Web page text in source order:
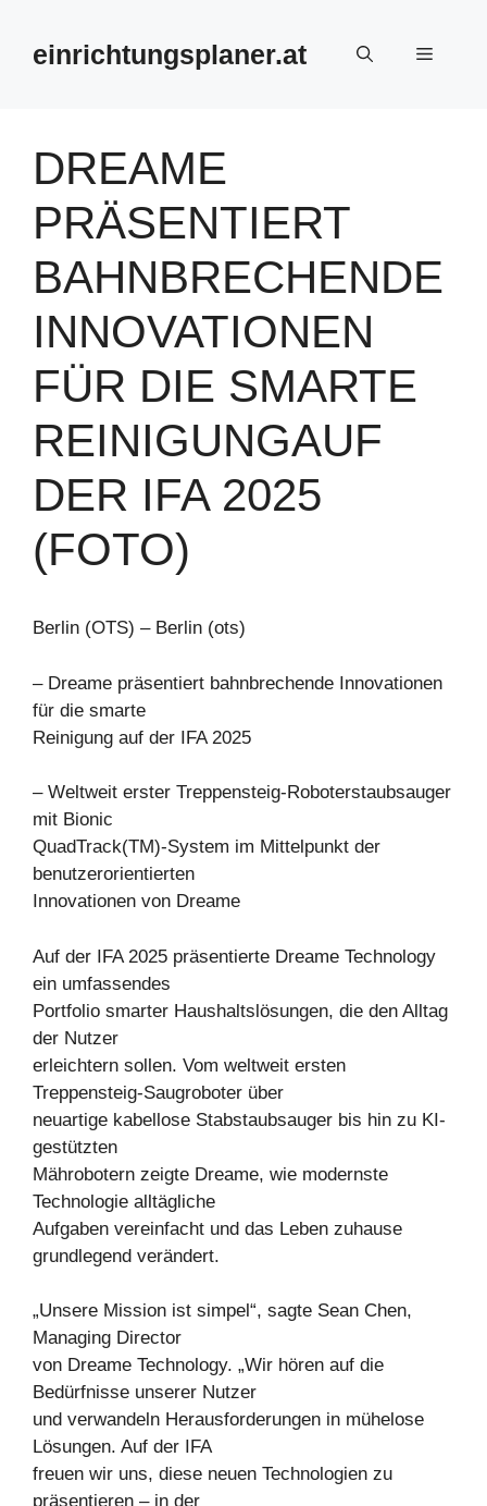
springeneinrichtungsplaner.at Menü
DREAME
PRÄSENTIERT
BAHNBRECHENDE
INNOVATIONEN
FÜR DIE SMARTE
REINIGUNGAUF
DER IFA 2025
(FOTO)
Berlin (OTS) – Berlin (ots)
– Dreame präsentiert bahnbrechende Innovationen
für die smarte
Reinigung auf der IFA 2025
– Weltweit erster Treppensteig-Roboterstaubsauger
mit Bionic
QuadTrack(TM)-System im Mittelpunkt der
benutzerorientierten
Innovationen von Dreame
Auf der IFA 2025 präsentierte Dreame Technology
ein umfassendes
Portfolio smarter Haushaltslösungen, die den Alltag
der Nutzer
erleichtern sollen. Vom weltweit ersten
Treppensteig-Saugroboter über
neuartige kabellose Stabstaubsauger bis hin zu KI-
gestützten
Mährobotern zeigte Dreame, wie modernste
Technologie alltägliche
Aufgaben vereinfacht und das Leben zuhause
grundlegend verändert.
„Unsere Mission ist simpel“, sagte Sean Chen,
Managing Director
von Dreame Technology. „Wir hören auf die
Bedürfnisse unserer Nutzer
und verwandeln Herausforderungen in mühelose
Lösungen. Auf der IFA
freuen wir uns, diese neuen Technologien zu
präsentieren – in der